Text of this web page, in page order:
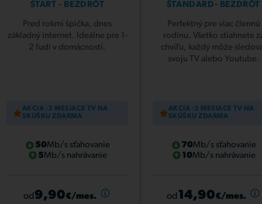
ŠTART - BEZDRÔT
Pred rokmi špička, dnes
základný internet. Ideálne pre 1-
2 ľudí v domácnosti.
AKCIA :3 MESIACE TV NA
SKÚŠKU ZDARMA
50Mb/s sťahovanie
5 Mb/s nahrávanie
od9,90€/mes.
ŠTANDARD- BEZDRÔT
Perfektný pre viac člennú
rodinu. Všetko stiahnete
chvíľu, každý môže
svoju TV alebo Youtube.
AKCIA :3 MESIACE TV NA
SKÚŠKU ZDARMA
70Mb/s sťahovanie
10Mb/s nahrávanie
od14,90€/mes.